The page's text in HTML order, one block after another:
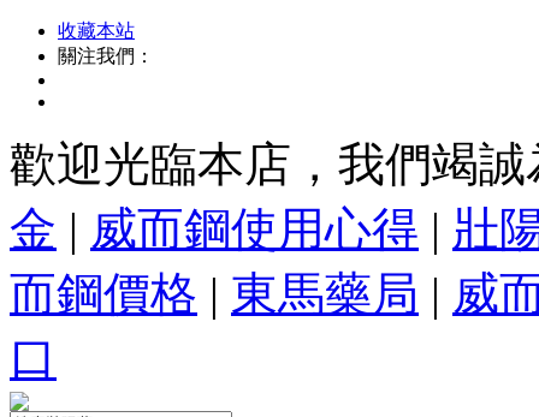
收藏本站
關注我們：
歡迎光臨本店，我們竭
金 | 威而鋼使用心得 | 壯
而鋼價格 | 東馬藥局 | 威
口